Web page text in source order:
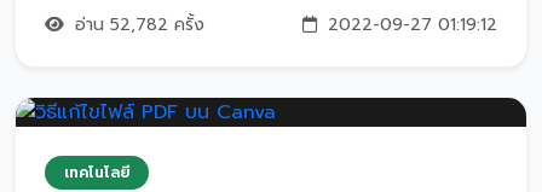
อ่าน 52,782 ครั้ง 2022-09-27 01:19:12
เทคโนโลยี